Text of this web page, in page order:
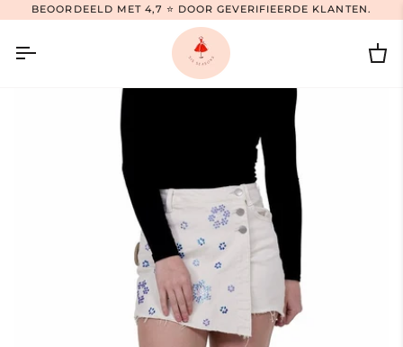
naar
BEOORDEELD MET 4,7 ⭐ DOOR GEVERIFIEERDE KLANTEN.